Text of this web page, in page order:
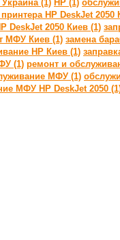
(1) HP (1)
HP DeskJet 2050
DeskJet 2050 Киев (1)
МФУ Киев (1) замена
HP Киев (1)
(1) ремонт и
МФУ (1)
МФУ HP DeskJet 2050